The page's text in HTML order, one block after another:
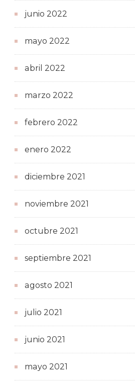
junio 2022
mayo 2022
abril 2022
marzo 2022
febrero 2022
enero 2022
diciembre 2021
noviembre 2021
octubre 2021
septiembre 2021
agosto 2021
julio 2021
junio 2021
mayo 2021